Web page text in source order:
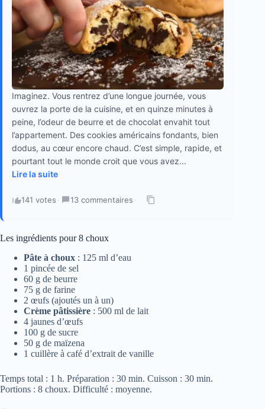
Imaginez. Vous rentrez d’une longue journée, vous
ouvrez la porte de la cuisine, et en quinze minutes à
peine, l’odeur de beurre et de chocolat envahit tout
l’appartement. Des cookies américains fondants, bien
dodus, au cœur encore chaud. C’est simple, rapide, et
pourtant tout le monde croit que vous avez...
Lire la suite
141 votes · 13 commentaires ·
Les ingrédients pour 8 choux
Pâte à choux : 125 ml d’eau
1 pincée de sel
60 g de beurre
75 g de farine
2 œufs (ajoutés un à un)
Crème pâtissière : 500 ml de lait
4 jaunes d’œufs
100 g de sucre
50 g de maïzena
1 cuillère à café d’extrait de vanille
Temps total : 1 h. Préparation : 30 min. Cuisson : 30 min.
Portions : 8 choux. Difficulté : moyenne.